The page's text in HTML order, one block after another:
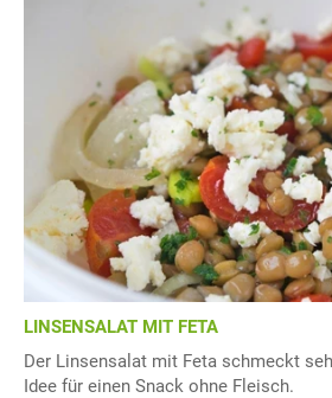
LINSENSALAT MIT FETA
Der Linsensalat mit Feta schmeckt
Idee für einen Snack ohne Fleisch.